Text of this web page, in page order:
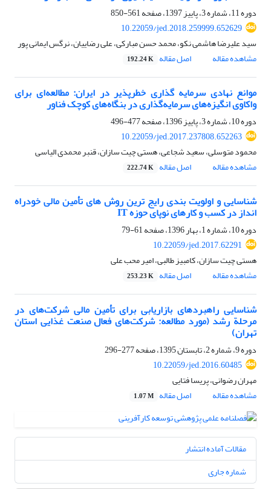
دوره 11، شماره 3، پاییز 1397، صفحه
561-850
10.22059/jed.2018.259999.652629
سید علیرضا هاشمی نکو، محمد حسن مبارکی، علی رضاییان، نرگس ایمانی پور
مشاهده مقاله
اصل مقاله 192.24 K
موانع نهادی سرمایه گذاری خطرپذیر در ایران: مطالعه‌ای برای
واکاوی انگیزه‌های سرمایه‌گذاری در بنگاه‌های کوچک فناور
دوره 10، شماره 3، پاییز 1396، صفحه
477-496
10.22059/jed.2017.237808.652263
محمود متوسلی، سعید شجاعی، هستی چیت سازان، قنبر محمدی الیاسی
مشاهده مقاله
اصل مقاله 222.74 K
شناسایی و اولویت‏ بندی رایج ترین روش های تأمین مالی خودراه
انداز در کسب‏ و کارهای نوپای حوزه IT
دوره 10، شماره 1، بهار 1396، صفحه
61-79
10.22059/jed.2017.62291
هستی چیت سازان، کامبیز طالبی، امیر محب علی
مشاهده مقاله
اصل مقاله 253.23 K
شناسایی راهبرد‌‌های بازاریابی برای تأمین مالی شرکت‌های در
مرحلة رشد (مورد مطالعه: شرکت‌های فعال صنعت غذایی استان
تهران)
دوره 9، شماره 2، تابستان 1395، صفحه
277-296
10.22059/jed.2016.60485
مهران رضوانی، پریسا فتایی
مشاهده مقاله
اصل مقاله 1.07 M
مقالات آماده انتشار
شماره جاری